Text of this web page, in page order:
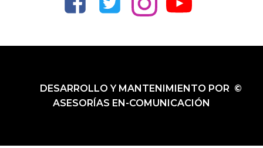
DESARROLLO Y MANTENIMIENTO POR ©
ASESORÍAS EN-COMUNICACIÓN